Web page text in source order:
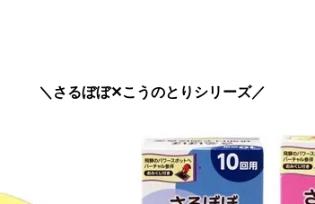
＼さるぼぼ✕こうのとりシリーズ／